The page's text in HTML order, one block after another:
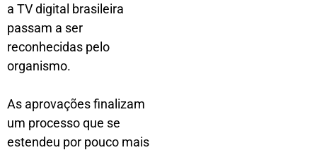
a TV digital brasileira
passam a ser
reconhecidas pelo
organismo.
As aprovações finalizam
um processo que se
estendeu por pouco mais